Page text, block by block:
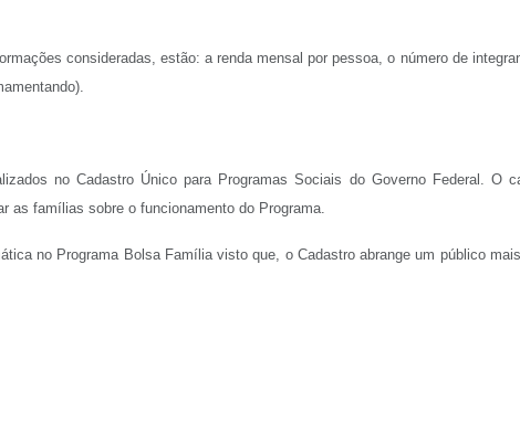
consideradas, estão: a renda mensal por pessoa, o número de
no Cadastro Único para Programas Sociais do Governo Federal. O
as famílias sobre o funcionamento do Programa.
no Programa Bolsa Família visto que, o Cadastro abrange um público